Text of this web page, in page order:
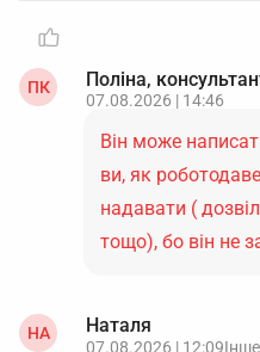
ПК Поліна,
07.08.2026 | 14:46
Він може
ви, як
надавати (
тощо), бо він не
НА Наталя
07.08.2026 | 12:09Інше